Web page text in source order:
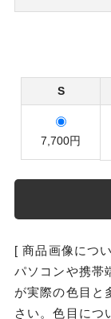
S
7,700円
[ 商品画像につ
パソコンや携帯
が実際の色目と
さい。色目につ